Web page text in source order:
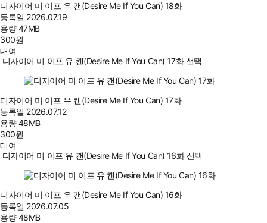
디자이어 미 이프 유 캔(Desire Me If You Can) 18화
등록일 2026.07.19
용량47MB
300원
대여
디자이어 미 이프 유 캔(Desire Me If You Can) 17화 선택
디자이어 미 이프 유 캔(Desire Me If You Can) 17화
등록일 2026.07.12
용량48MB
300원
대여
디자이어 미 이프 유 캔(Desire Me If You Can) 16화 선택
디자이어 미 이프 유 캔(Desire Me If You Can) 16화
등록일 2026.07.05
용량48MB